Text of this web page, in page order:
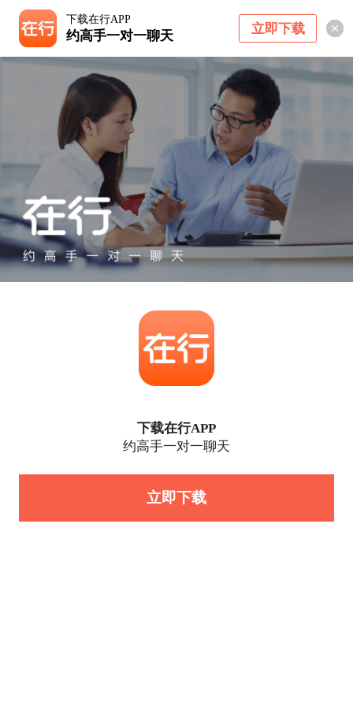
下载在行APP
约高手一对一聊天 立即下载
下载在行APP
约高手一对一聊天
立即下载